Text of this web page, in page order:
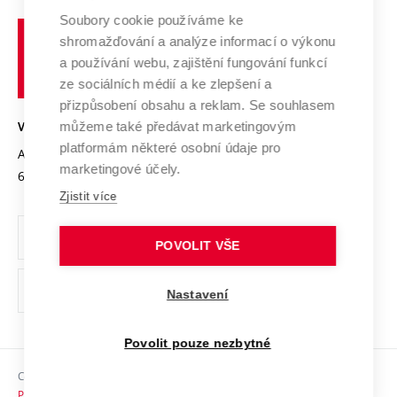
Výzkumné infrastruktury
Transfer znalostí
Open Science
Projekty
Projekty ze strukturálních fondů
Specifický výzkum
Spolupráce se školami
Mezinárodní dohody
Univerzitní sítě
Profil univerzity
Udržitelná univerzita
Podnikavá univerzita / ContriBUTe
Bezpečná univerzita
Vyznamenání
Organizační struktura
Ochrana osobních údajů
odkaz)
Sociální bezpečí
učení
technické
Brně
VYSOKÉ UČENÍ TECHNICKÉ V BRNĚ
Antonínská 548/1
602 00 Brno
www.vut.cz
vut@vutbr.cz
Copyright © 2026 VUT
Soubory cookie používáme ke
shromažďování a analýze informací o výkonu
a používání webu, zajištění fungování funkcí
ze sociálních médií a ke zlepšení a
přizpůsobení obsahu a reklam. Se souhlasem
můžeme také předávat marketingovým
platformám některé osobní údaje pro
marketingové účely.
Zjistit více
POVOLIT VŠE
Nastavení
Povolit pouze nezbytné